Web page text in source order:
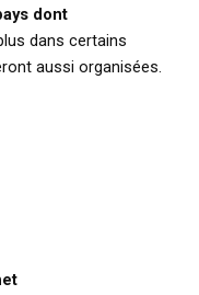
dont
dans certains
aussi organisées.